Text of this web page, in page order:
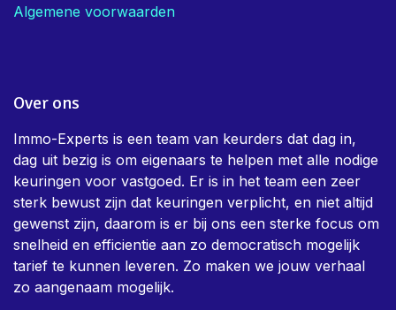
Home page
Stookolie of mazouttank
Privacy Policy
Algemene voorwaarden
Over ons
Immo-Experts is een team van keurders dat dag in,
dag uit bezig is om eigenaars te helpen met alle nodige